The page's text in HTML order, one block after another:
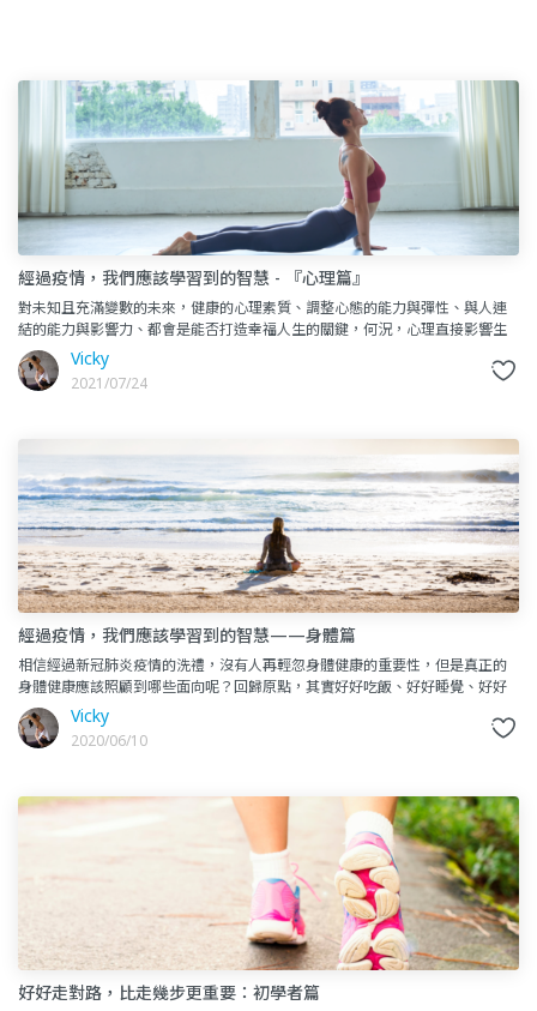
經過疫情，我們應該學習到的智慧 - 『心理篇』
對未知且充滿變數的未來，健康的心理素質、調整心態的能力與彈性、與人連
結的能力與影響力、都會是能否打造幸福人生的關鍵，何況，心理直接影響生
理，如果沒有健康的 “心”，也很難擁有健
Vicky
2021/07/24
經過疫情，我們應該學習到的智慧——身體篇
相信經過新冠肺炎疫情的洗禮，沒有人再輕忽身體健康的重要性，但是真正的
身體健康應該照顧到哪些面向呢？回歸原點，其實好好吃飯、好好睡覺、好好
運動就是王道啊！好好吃飯覺察自己為何而吃、吃了什麼、還有身體的感
Vicky
2020/06/10
好好走對路，比走幾步更重要：初學者篇